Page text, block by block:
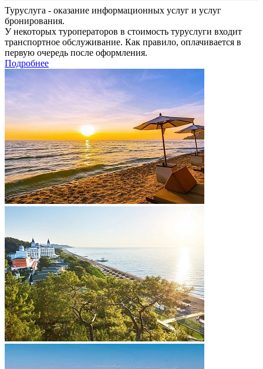
Туруслуга - оказание информационных услуг и услуг
бронирования.
У некоторых туроператоров в стоимость туруслуги входит
транспортное обслуживание. Как правило, оплачивается в
первую очередь после оформления.
Подробнее